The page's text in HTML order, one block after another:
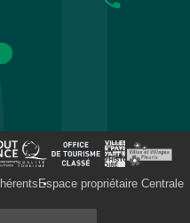
Espace propriétaire Centrale